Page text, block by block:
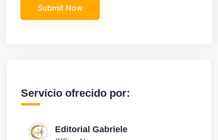
Servicio ofrecido por:
Editorial Gabriele